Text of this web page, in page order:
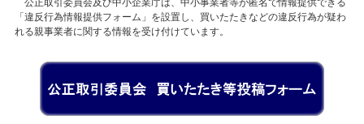
「違反行為情報提供フォーム」を設置し、買いたたきなどの違反行為が疑わ
れる親事業者に関する情報を受け付けています。